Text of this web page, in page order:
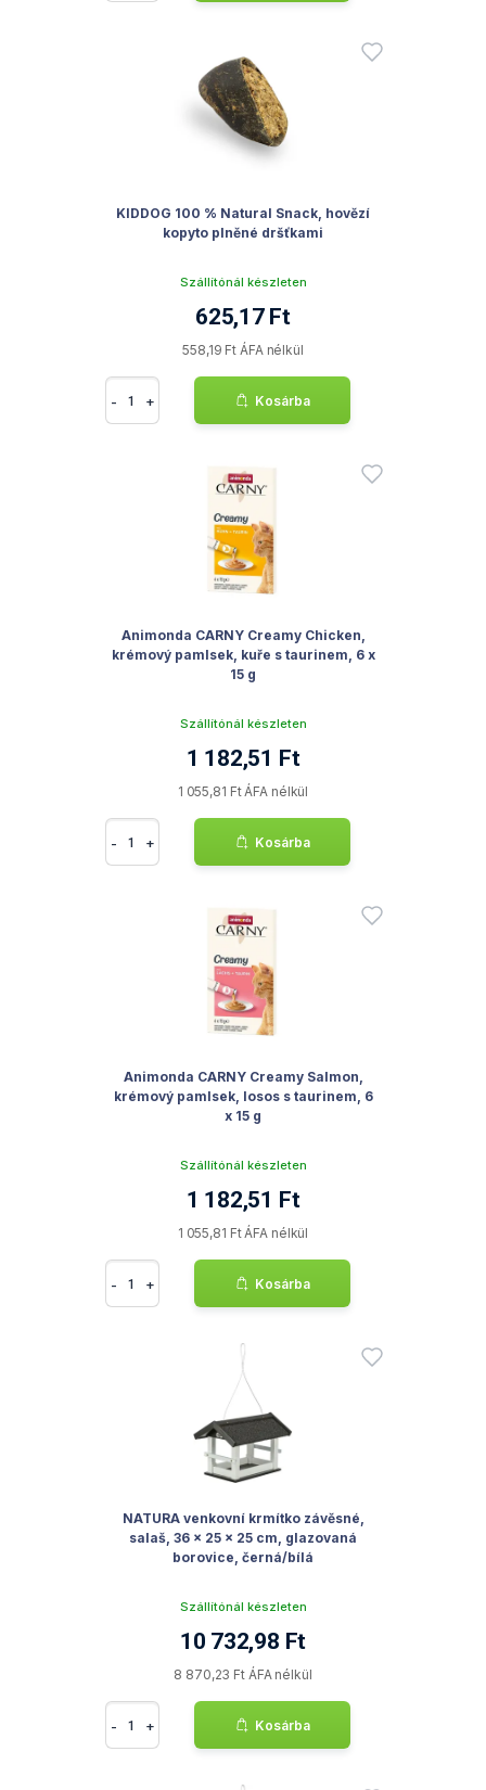
KIDDOG 100 % Natural Snack, hovězí
kopyto plněné dršťkami
Szállítónál készleten
625,17 Ft
558,19 Ft ÁFA nélkül
- + Kosárba
Animonda CARNY Creamy Chicken,
krémový pamlsek, kuře s taurinem, 6 x
15 g
Szállítónál készleten
1 182,51 Ft
1 055,81 Ft ÁFA nélkül
- + Kosárba
Animonda CARNY Creamy Salmon,
krémový pamlsek, losos s taurinem, 6
x 15 g
Szállítónál készleten
1 182,51 Ft
1 055,81 Ft ÁFA nélkül
- + Kosárba
NATURA venkovní krmítko závěsné,
salaš, 36 × 25 × 25 cm, glazovaná
borovice, černá/bílá
Szállítónál készleten
10 732,98 Ft
8 870,23 Ft ÁFA nélkül
- + Kosárba